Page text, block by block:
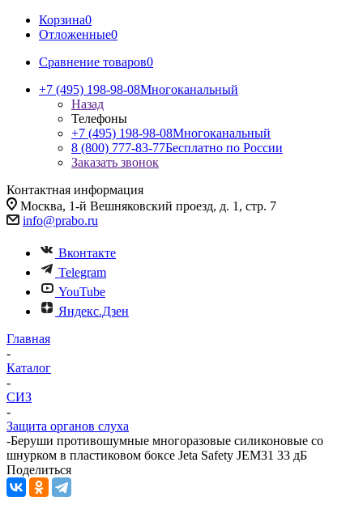
Корзина0
Отложенные0
Сравнение товаров0
+7 (495) 198-98-08Многоканальный
Назад
Телефоны
+7 (495) 198-98-08Многоканальный
8 (800) 777-83-77Бесплатно по России
Заказать звонок
Контактная информация
Москва, 1-й Вешняковский проезд, д. 1, стр. 7
info@prabo.ru
Вконтакте
Telegram
YouTube
Яндекс.Дзен
Главная
-
Каталог
-
СИЗ
-
Защита органов слуха
-Беруши противошумные многоразовые силиконовые со
шнурком в пластиковом боксе Jeta Safety JEM31 33 дБ
Поделиться